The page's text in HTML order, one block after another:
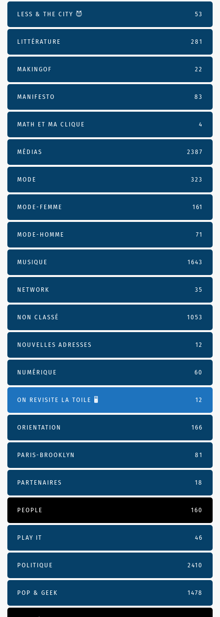
LESS & THE CITY 😈 53
LITTÉRATURE 281
MAKINGOF 22
MANIFESTO 83
MATH ET MA CLIQUE 4
MÉDIAS 2387
MODE 323
MODE-FEMME 161
MODE-HOMME 71
MUSIQUE 1643
NETWORK 35
NON CLASSÉ 1053
NOUVELLES ADRESSES 12
NUMÉRIQUE 60
ON REVISITE LA TOILE 🖥️ 12
ORIENTATION 166
PARIS-BROOKLYN 81
PARTENAIRES 18
PEOPLE 160
PLAY IT 46
POLITIQUE 2410
POP & GEEK 1478